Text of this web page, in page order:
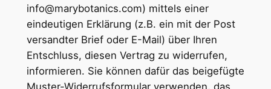
info@marybotanics.com) mittels einer
eindeutigen Erklärung (z.B. ein mit der Post
versandter Brief oder E-Mail) über Ihren
Entschluss, diesen Vertrag zu widerrufen,
informieren. Sie können dafür das beigefügte